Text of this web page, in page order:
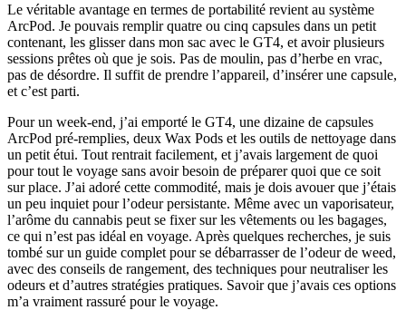
Le véritable avantage en termes de portabilité revient au système
ArcPod. Je pouvais remplir quatre ou cinq capsules dans un petit
contenant, les glisser dans mon sac avec le GT4, et avoir plusieurs
sessions prêtes où que je sois. Pas de moulin, pas d’herbe en vrac,
pas de désordre. Il suffit de prendre l’appareil, d’insérer une capsule,
et c’est parti.
Pour un week-end, j’ai emporté le GT4, une dizaine de capsules
ArcPod pré-remplies, deux Wax Pods et les outils de nettoyage dans
un petit étui. Tout rentrait facilement, et j’avais largement de quoi
pour tout le voyage sans avoir besoin de préparer quoi que ce soit
sur place. J’ai adoré cette commodité, mais je dois avouer que j’étais
un peu inquiet pour l’odeur persistante. Même avec un vaporisateur,
l’arôme du cannabis peut se fixer sur les vêtements ou les bagages,
ce qui n’est pas idéal en voyage. Après quelques recherches, je suis
tombé sur un guide complet pour se débarrasser de l’odeur de weed,
avec des conseils de rangement, des techniques pour neutraliser les
odeurs et d’autres stratégies pratiques. Savoir que j’avais ces options
m’a vraiment rassuré pour le voyage.